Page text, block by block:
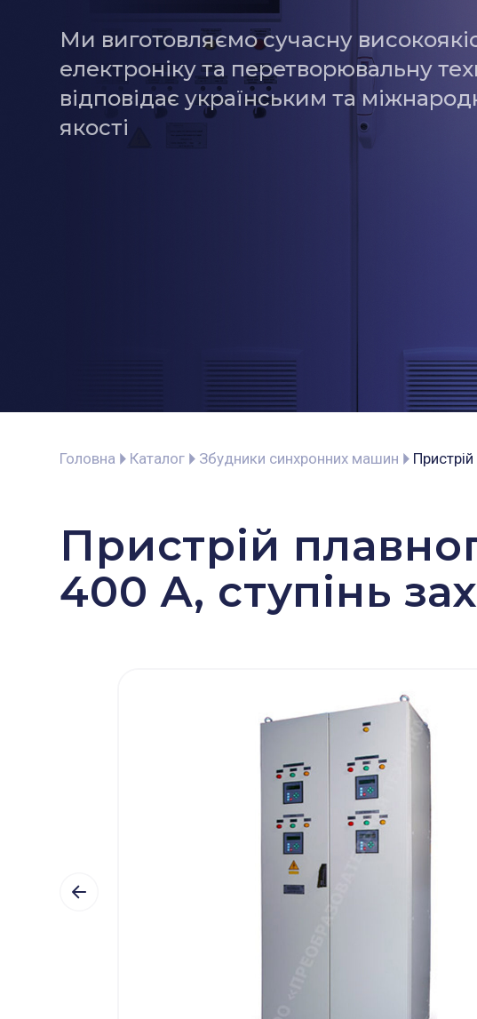
Ми виготовляємо сучасну
електроніку та перетворювальну
відповідає українським та
якості
Головна Каталог Збудники синхронних машин
Пристрій
400 А, ступінь